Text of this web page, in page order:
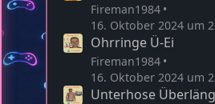
Fireman1984
16. Oktober 2024 um
Ohrringe Ü-Ei
Fireman1984
16. Oktober 2024 um
Unterhose